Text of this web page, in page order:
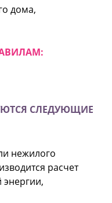
дома,
СЛЕДУЮЩИЕ
нежилого
расчет
энергии,